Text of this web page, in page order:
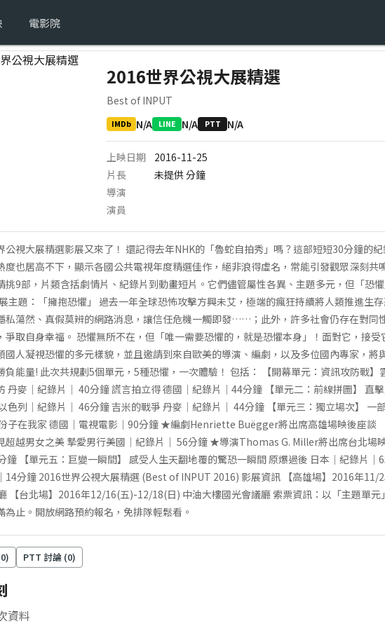
電影院
2016世界公視大展精選
Best of INPUT
IMDb N/A LINE N/A PTT N/A
上映日期
2016-11-25
片長
未提供分鐘
導演
演員
公視大展精選影展又來了！ 還記得去年NHK的「魯蛇自拍秀」嗎？這部短短30分鐘的
度也居高不下，顯示各國公共電視年度精選佳作，絕非浪得虛名，常能引發觀眾深刻共
挑9部，片類含括劇情片、紀錄片到動畫短片。它們儘管屬性各異、主題多元，但「恐
主題：「擁抱恐懼」 過去一年全球恐怖攻擊方興未艾，極端的瘋狂持續將人類推進生
私蕩然、真假莫辨的網路消息，讓信任危機一觸即發……；此外，許多社會仍存在對同
爭取自身幸福。 恐懼無所不在，但「唯一需要恐懼的，就是恐懼本身」！面對它，接
國人凝視恐懼的多元樣貌，並且邀請到來自歐美的導演、編劇，以及多位國內專家，將
負能量! 此次共規劃5個單元，5種恐懼，一次體驗！ 包括： 【開幕單元：資訊攻防戰
丹麥│紀錄片│ 40分鐘 謊言拍立得 德國│紀錄片│44分鐘 【單元二：前線拼圖】 直擊
色列│紀錄片│ 46分鐘 吉米的戰爭 丹麥│紀錄片│ 44分鐘 【單元三：獨立場次】 一
子在我家 德國│電視電影│90分鐘 ★編劇Henriette Buëgger將出席高雄場映後座談
超越男女之美 摯愛男行美國│紀錄片│ 56分鐘 ★導演Thomas G. Miller將出席台北場
鐘 【單元五：巨變一瞬間】 感受人生天翻地覆的驚恐一瞬間 原爆過後 日本│紀錄片
分鐘 2016世界公視大展精選 (Best of INPUT 2016) 影展資訊 【高雄場】2016年11/
【台北場】2016年12/16(五)-12/18(日) 中油大樓國光會議廳 索票資訊：以「主題單
為止。開放網路預約報名，免排隊輕鬆看。
0) PTT 討論 (0)
資料